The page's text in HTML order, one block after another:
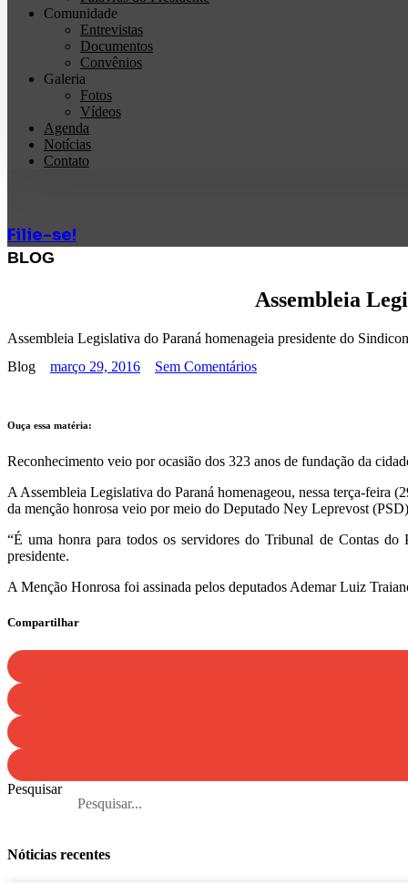
Comunidade
Entrevistas
Documentos
Convênios
Galeria
Fotos
Vídeos
Agenda
Notícias
Contato
Filie-se!
BLOG
Assembleia
Assembleia Legislativa do Paraná homenageia presidente do
Blog
março 29, 2016 Sem Comentários
Ouça essa matéria:
Reconhecimento veio por ocasião dos 323 anos de fundação da
A Assembleia Legislativa do Paraná homenageou, nessa terça-feira
da menção honrosa veio por meio do Deputado Ney Leprevost
“É uma honra para todos os servidores do Tribunal de Contas do
presidente.
A Menção Honrosa foi assinada pelos deputados Ademar Luiz
Compartilhar
Pesquisar
Nóticias recentes